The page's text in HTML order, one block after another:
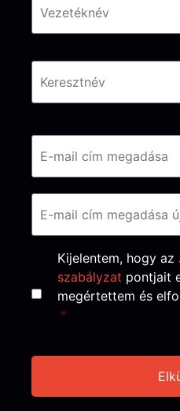
Email *
Consent *
Kijelentem, hogy az
szabályzat pontjait
megértettem és
*